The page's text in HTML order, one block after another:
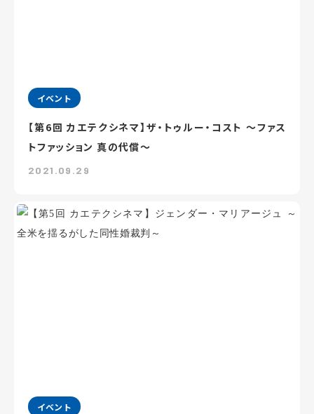
イベント
【第6回 カエテクシネマ】ザ・トゥルー・コスト ～ファス
トファッション 真の代償～
2021.09.29
イベント